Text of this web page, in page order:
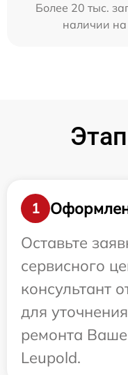
Более 20 тыс.
наличии на
1
Оставьте
сервисного
консультант
для
ремонта
Leupold.